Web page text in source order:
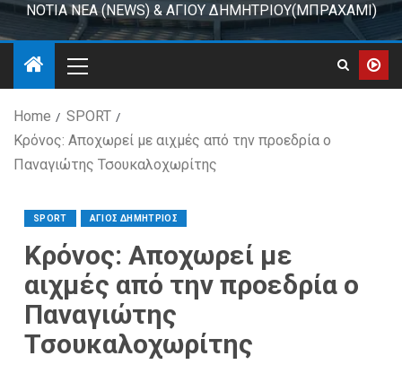
ΝΟΤΙΑ ΝΕΑ (NEWS) & ΑΓΙΟΥ ΔΗΜΗΤΡΙΟΥ(ΜΠΡΑΧΑΜΙ)
Home
SPORT
Κρόνος: Αποχωρεί με αιχμές από την προεδρία ο
Παναγιώτης Τσουκαλοχωρίτης
SPORT ΑΓΙΟΣ ΔΗΜΗΤΡΙΟΣ
Κρόνος: Αποχωρεί με
αιχμές από την προεδρία ο
Παναγιώτης
Τσουκαλοχωρίτης